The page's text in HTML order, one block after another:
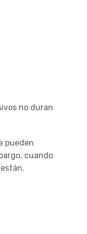
no duran
pueden
cuando